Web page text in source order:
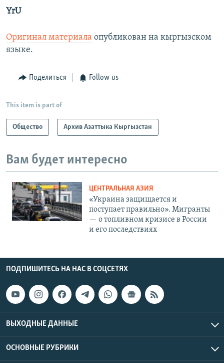
YrU
Оригинал материала опубликован на кыргызском
языке.
Поделиться Follow us
This item is part of
Общество Архив Азаттыка Кыргызстан
Вам будет интересно
ЦЕНТРАЛЬНАЯ АЗИЯ
«Украина защищается и
поступает правильно». Мигранты
— о топливном кризисе в России
и его последствиях
ПОДПИШИТЕСЬ НА НАС В СОЦСЕТЯХ
ВЫХОДНЫЕ ДАННЫЕ
ОСНОВНЫЕ РУБРИКИ